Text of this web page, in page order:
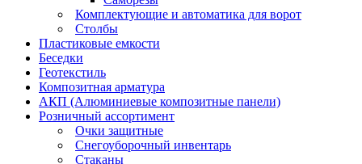
Комплектующие и автоматика для ворот
Столбы
Пластиковые емкости
Беседки
Геотекстиль
Композитная арматура
АКП (Алюминиевые композитные панели)
Розничный ассортимент
Очки защитные
Снегоуборочный инвентарь
Стаканы